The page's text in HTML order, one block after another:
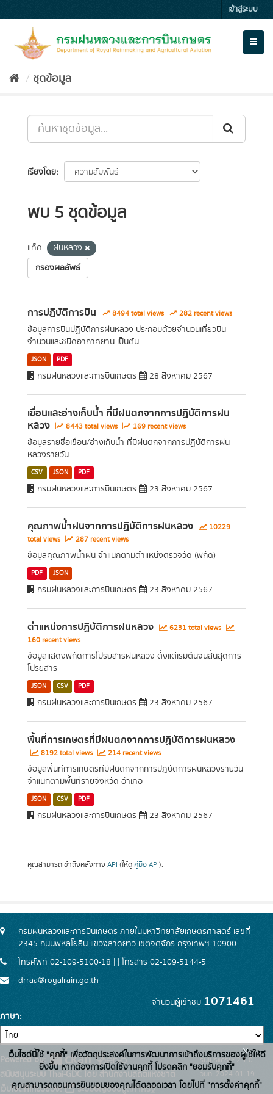
to
เข้าสู่ระบบ
ชุดข้อมูล
เรียงโดย
พบ 5 ชุดข้อมูล
แท็ค:
ฝนหลวง
กรองผลลัพธ์
การปฏิบัติการบิน 8494 total views 282 recent views
ข้อมูลการบินปฏิบัติการฝนหลวง ประกอบด้วยจำนวนเที่ยวบิน
จำนวนและชนิดอากาศยาน เป็นต้น
JSON PDF
กรมฝนหลวงและการบินเกษตร 28 สิงหาคม 2567
เขื่อนและอ่างเก็บน้ำ ที่มีฝนตกจากการปฏิบัติการฝน
หลวง 8443 total views 169 recent views
ข้อมูลรายชื่อเขื่อน/อ่างเก็บน้ำ ที่มีฝนตกจากการปฏิบัติการฝน
หลวงรายวัน
CSV JSON PDF
กรมฝนหลวงและการบินเกษตร 23 สิงหาคม 2567
คุณภาพน้ำฝนจากการปฏิบัติการฝนหลวง
10229
total views
287 recent views
ข้อมูลคุณภาพน้ำฝน จำแนกตามตำแหน่งตรวจวัด (พิกัด)
PDF JSON
กรมฝนหลวงและการบินเกษตร 23 สิงหาคม 2567
ตำแหน่งการปฏิบัติการฝนหลวง
6231 total views
160 recent views
ข้อมูลแสดงพิกัดการโปรยสารฝนหลวง ตั้งแต่เริ่มต้นจนสิ้นสุดการ
โปรยสาร
JSON CSV PDF
กรมฝนหลวงและการบินเกษตร 23 สิงหาคม 2567
พื้นที่การเกษตรที่มีฝนตกจากการปฏิบัติการฝนหลวง
8192 total views 214 recent views
ข้อมูลพื้นที่การเกษตรที่มีฝนตกจากการปฏิบัติการฝนหลวงรายวัน
จำแนกตามพื้นที่รายจังหวัด อำเภอ
JSON CSV PDF
กรมฝนหลวงและการบินเกษตร 23 สิงหาคม 2567
คุณสามารถเข้าถึงคลังทาง API (ให้ดู คู่มือ API).
กรมฝนหลวงและการบินเกษตร ภายในมหาวิทยาลัยเกษตรศาสตร์ เลขที่
2345 ถนนพหลโยธิน แขวงลาดยาว เขตจตุจักร กรุงเทพฯ 10900
โทรศัพท์ 02-109-5100-18 | | โทรสาร 02-109-5144-5
drraa@royalrain.go.th
จำนวนผู้เข้าชม 1071461
ภาษา
Powered by:
สนับสนุนระบบ Thai-GDC โดย สำนักงานสถิติแห่งชาติ
เว็บไซต์ที่เกี่ยวข้อง:
ระบบบัญชีข้อมูลภาครัฐ
รุ่นโปรแกรม: 2.1.0
วันที่: 2024-01-19
เว็บไซต์นี้ใช้ "คุกกี้" เพื่อวัตถุประสงค์ในการพัฒนาการเข้าถึงบริการของผู้ใช้ให้ดี
ยิ่งขึ้น หากต้องการเปิดใช้งานคุกกี้ โปรดคลิก "ยอมรับคุกกี้"
คุณสามารถถอนการยินยอมของคุณได้ตลอดเวลา โดยไปที่ "การตั้งค่าคุกกี้"
x